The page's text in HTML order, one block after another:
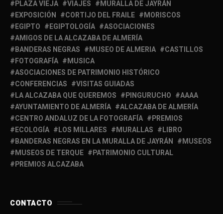
PLAZA VIEJA
VIAJES
MURALLA DE JAYRÁN
EXPOSICIÓN
CORTIJO DEL FRAILE
MORISCOS
EGIPTO
EGIPTOLOGÍA
ASOCIACIONES
AMIGOS DE LA ALCAZABA DE ALMERÍA
BANDERAS NEGRAS
MUSEO DE ALMERIA
CASTILLOS
FOTOGRAFÍA
MUSICA
ASOCIACIONES DE PATRIMONIO HISTÓRICO
CONFERENCIAS
VISITAS GUIADAS
LA ALCAZABA QUE QUEREMOS
PINGURUCHO
AAAA
AYUNTAMIENTO DE ALMERÍA
ALCAZABA DE ALMERÍA
CENTRO ANDALUZ DE LA FOTOGRAFÍA
PREMIOS
ECOLOGÍA
LOS MILLARES MURALLAS
LIBRO
BANDERAS NEGRAS EN LA MURALLA DE JAYRÁN
MUSEOS
MUSEOS DE TERQUE
PATRIMONIO CULTURAL
PREMIOS ALCAZABA
CONTACTO